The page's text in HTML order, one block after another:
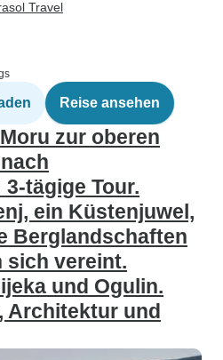
Travel
Reise ansehen
zur oberen
tägige Tour.
ein Küstenjuwel,
Berglandschaften
sich vereint.
und Ogulin.
Architektur und